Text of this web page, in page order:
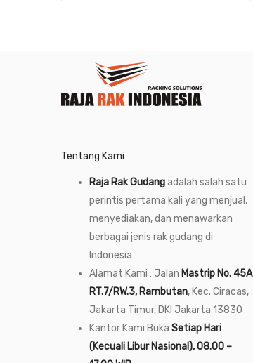
Tentang Kami
Raja Rak Gudangadalah salah satu
perintis pertama kali yang menjual,
menyediakan, dan menawarkan
berbagai jenis rak gudang di
Indonesia
Alamat Kami : Jalan Mastrip No. 45A
RT.7/RW.3, Rambutan, Kec. Ciracas,
Jakarta Timur, DKI Jakarta 13830
Kantor Kami Buka Setiap Hari
(Kecuali Libur Nasional), 08.00 –